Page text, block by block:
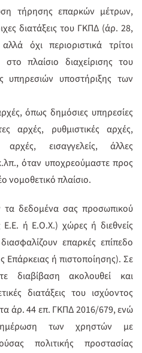
τήρησης επαρκών μέτρων,
διατάξεις του ΓΚΠΔ (άρ. 28,
όχι περιοριστικά τρίτοι
στο πλαίσιο διαχείρισης του
υπηρεσιών υποστήριξης των
όπως δημόσιες υπηρεσίες
αρχές, ρυθμιστικές αρχές,
εισαγγελείς, άλλες
όταν υποχρεούμαστε προς
νομοθετικό πλαίσιο.
τα δεδομένα σας προσωπικού
ή Ε.Ο.Χ.) χώρες ή διεθνείς
επαρκές επίπεδο
ή πιστοποίησης). Σε
διαβίβαση ακολουθεί και
διατάξεις του ισχύοντος
τα άρ. 44 επ. ΓΚΠΔ 2016/679, ενώ
των χρηστών με
πολιτικής προστασίας